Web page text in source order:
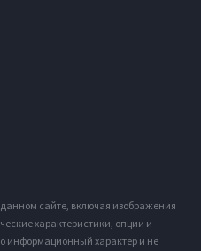
сайте, включая изображения
характеристики, опции и
информационный характер и не